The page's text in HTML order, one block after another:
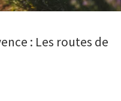
: Les routes de